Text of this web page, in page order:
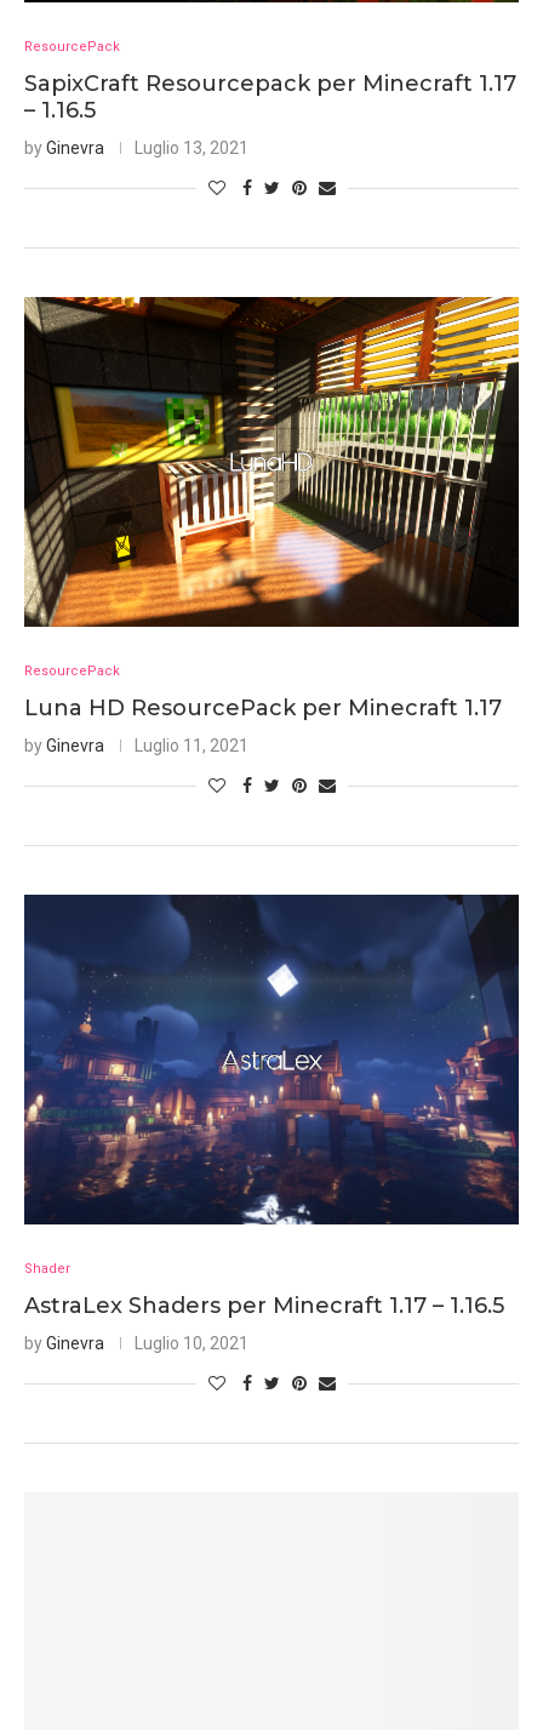
ResourcePack
SapixCraft Resourcepack per Minecraft 1.17
– 1.16.5
byGinevra Luglio 13, 2021
ResourcePack
Luna HD ResourcePack per Minecraft 1.17
byGinevra Luglio 11, 2021
Shader
AstraLex Shaders per Minecraft 1.17 – 1.16.5
byGinevra Luglio 10, 2021